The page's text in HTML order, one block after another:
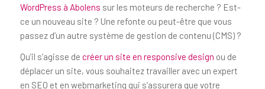
WordPress à Abolens sur les moteurs de recherche ? Est-
ce un nouveau site ? Une refonte ou peut-être que vous
passez d’un autre système de gestion de contenu (CMS) ?
Qu’il s’agisse de créer un site en responsive design ou de
déplacer un site, vous souhaitez travailler avec un expert
en SEO et en webmarketing qui s’assurera que votre